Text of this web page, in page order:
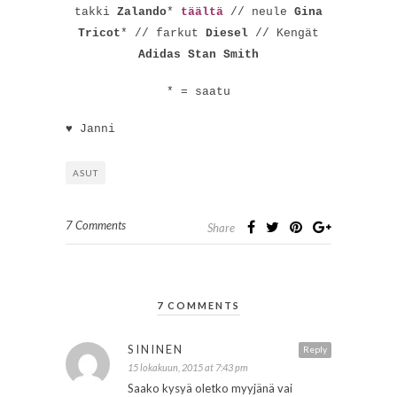
takki Zalando* täältä // neule Gina
Tricot* // farkut Diesel // Kengät
Adidas Stan Smith
* = saatu
♥ Janni
ASUT
7 Comments Share
7 COMMENTS
Reply
SININEN
15 lokakuun, 2015 at 7:43 pm
Saako kysyä oletko myyjänä vai